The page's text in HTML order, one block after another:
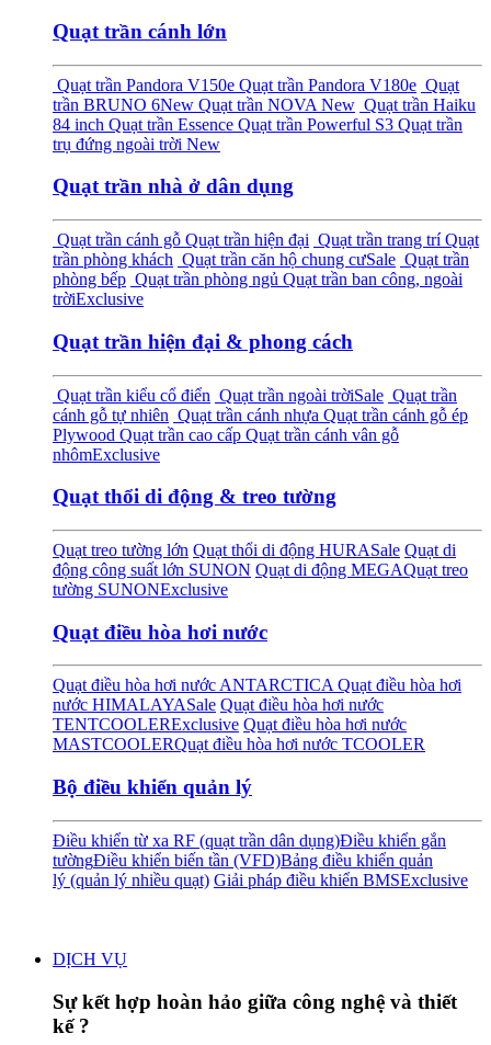
Quạt trần cánh lớn
Quạt trần Pandora V150e Quạt trần Pandora V180e Quạt
trần BRUNO 6New Quạt trần NOVA New Quạt trần Haiku
84 inch Quạt trần Essence Quạt trần Powerful S3 Quạt trần
trụ đứng ngoài trời New
Quạt trần nhà ở dân dụng
Quạt trần cánh gỗ Quạt trần hiện đại Quạt trần trang tríQuạt
trần phòng khách Quạt trần căn hộ chung cưSale Quạt trần
phòng bếp Quạt trần phòng ngủ Quạt trần ban công, ngoài
trờiExclusive
Quạt trần hiện đại & phong cách
Quạt trần kiểu cổ điển Quạt trần ngoài trờiSale Quạt trần
cánh gỗ tự nhiên Quạt trần cánh nhựa Quạt trần cánh gỗ ép
Plywood Quạt trần cao cấp Quạt trần cánh vân gỗ
nhômExclusive
Quạt thổi di động & treo tường
Quạt treo tường lớn Quạt thổi di động HURASale Quạt di
động công suất lớn SUNON Quạt di động MEGAQuạt treo
tường SUNONExclusive
Quạt điều hòa hơi nước
Quạt điều hòa hơi nước ANTARCTICA Quạt điều hòa hơi
nước HIMALAYASale Quạt điều hòa hơi nước
TENTCOOLERExclusive Quạt điều hòa hơi nước
MASTCOOLERQuạt điều hòa hơi nước TCOOLER
Bộ điều khiển quản lý
Điều khiển từ xa RF (quạt trần dân dụng)Điều khiển gắn
tườngĐiều khiển biến tần (VFD)Bảng điều khiển quản
lý (quản lý nhiều quạt) Giải pháp điều khiển BMSExclusive
DỊCH VỤ
Sự kết hợp hoàn hảo giữa công nghệ và thiết
kế ?